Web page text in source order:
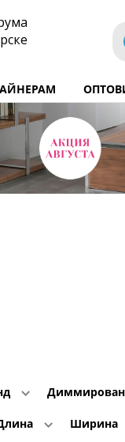
Ширина